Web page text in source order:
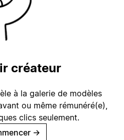
créateur
à la galerie de modèles
ou même rémunéré(e),
clics seulement.
→